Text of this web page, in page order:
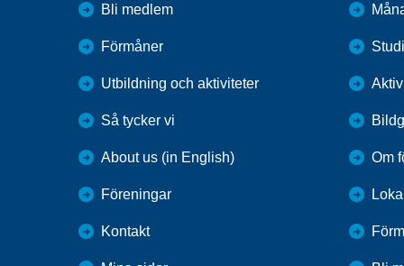
Bli medlem
Förmåner
Utbildning och aktiviteter
Så tycker vi
About us (in English)
Föreningar
Kontakt
Om